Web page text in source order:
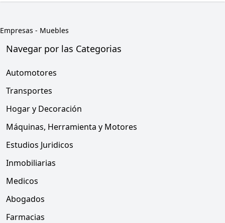
Empresas - Muebles
Navegar por las Categorias
Automotores
Transportes
Hogar y Decoración
Máquinas, Herramienta y Motores
Estudios Juridicos
Inmobiliarias
Medicos
Abogados
Farmacias